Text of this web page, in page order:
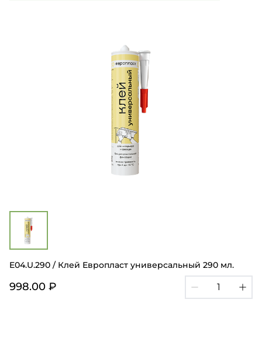
E04.U.290 / Клей Европласт универсальный 290 мл.
998.00 ₽